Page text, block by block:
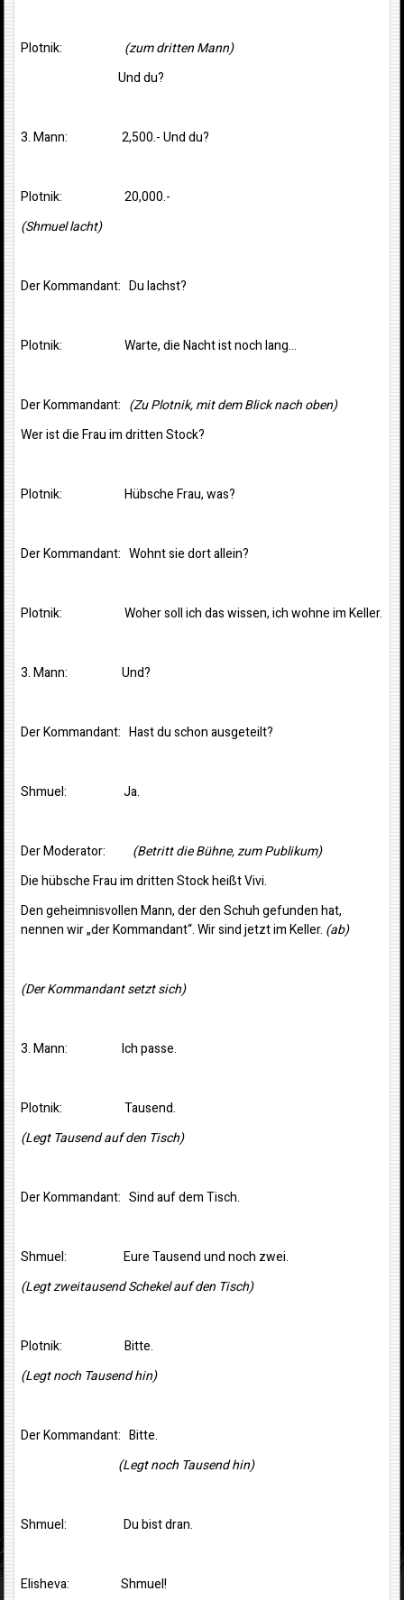
Plotnik: (zum dritten Mann)
Und du?
3. Mann: 2,500.- Und du?
Plotnik: 20,000.-
(Shmuel lacht)
Der Kommandant: Du lachst?
Plotnik: Warte, die Nacht ist noch lang…
Der Kommandant: (Zu Plotnik, mit dem Blick nach oben)
Wer ist die Frau im dritten Stock?
Plotnik: Hübsche Frau, was?
Der Kommandant: Wohnt sie dort allein?
Plotnik: Woher soll ich das wissen, ich wohne im Keller.
3. Mann: Und?
Der Kommandant: Hast du schon ausgeteilt?
Shmuel: Ja.
Der Moderator: (Betritt die Bühne, zum Publikum)
Die hübsche Frau im dritten Stock heißt Vivi.
Den geheimnisvollen Mann, der den Schuh gefunden hat,
nennen wir „der Kommandant“. Wir sind jetzt im Keller. (ab)
(Der Kommandant setzt sich)
3. Mann: Ich passe.
Plotnik: Tausend.
(Legt Tausend auf den Tisch)
Der Kommandant: Sind auf dem Tisch.
Shmuel: Eure Tausend und noch zwei.
(Legt zweitausend Schekel auf den Tisch)
Plotnik: Bitte.
(Legt noch Tausend hin)
Der Kommandant: Bitte.
(Legt noch Tausend hin)
Shmuel: Du bist dran.
Elisheva: Shmuel!